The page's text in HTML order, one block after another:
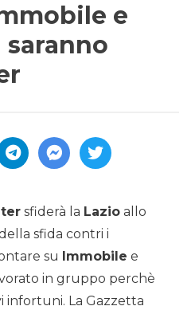
e
sfiderà la Lazio allo
sfida contri i
su Immobile e
in gruppo perchè
infortuni. La Gazzetta